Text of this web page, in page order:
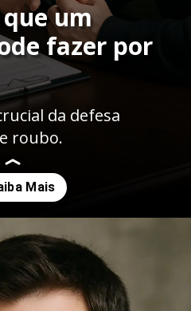
um
fazer por
da defesa
roubo.